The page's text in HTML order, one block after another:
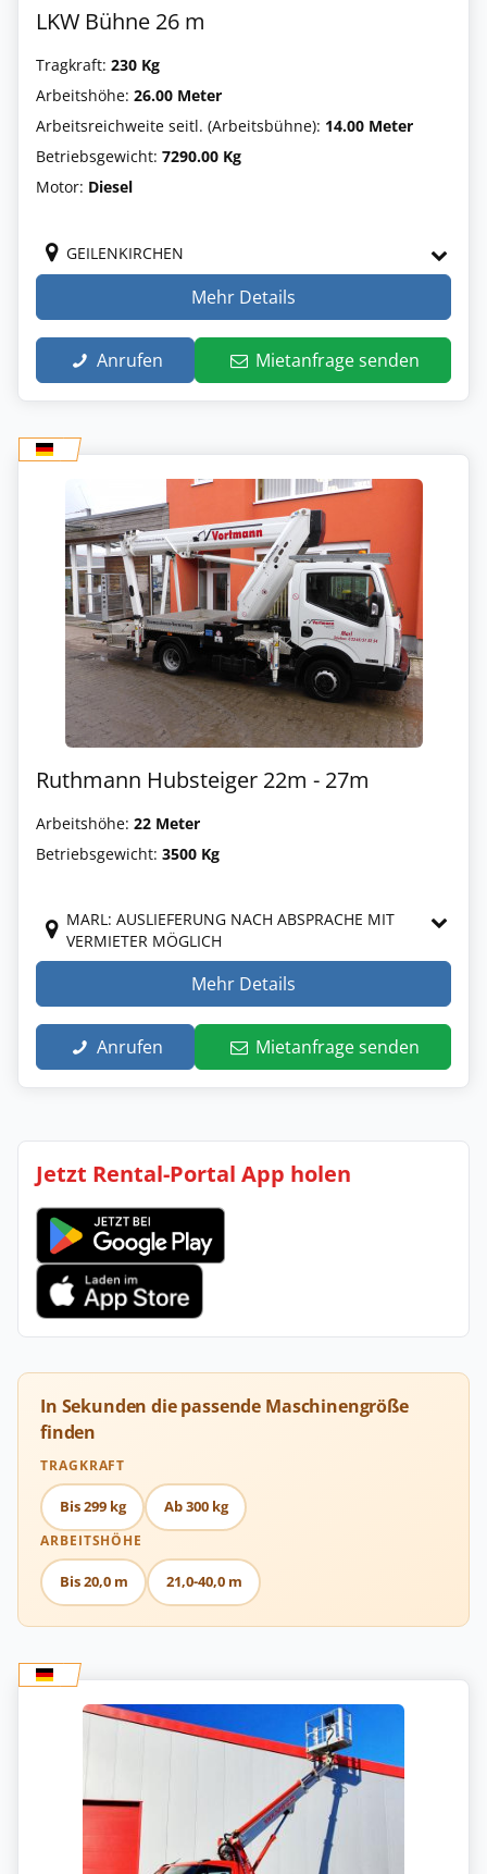
LKW Bühne 26 m
Tragkraft: 230 Kg
Arbeitshöhe: 26.00 Meter
Arbeitsreichweite seitl. (Arbeitsbühne): 14.00 Meter
Betriebsgewicht: 7290.00 Kg
Motor: Diesel
GEILENKIRCHEN
Mehr Details
Anrufen Mietanfrage senden
Ruthmann Hubsteiger 22m - 27m
Arbeitshöhe: 22 Meter
Betriebsgewicht: 3500 Kg
MARL: AUSLIEFERUNG NACH ABSPRACHE MIT
VERMIETER MÖGLICH
Mehr Details
Anrufen Mietanfrage senden
Jetzt Rental-Portal App holen
In Sekunden die passende Maschinengröße
finden
TRAGKRAFT
Bis 299 kg Ab 300 kg
ARBEITSHÖHE
Bis 20,0 m 21,0-40,0 m